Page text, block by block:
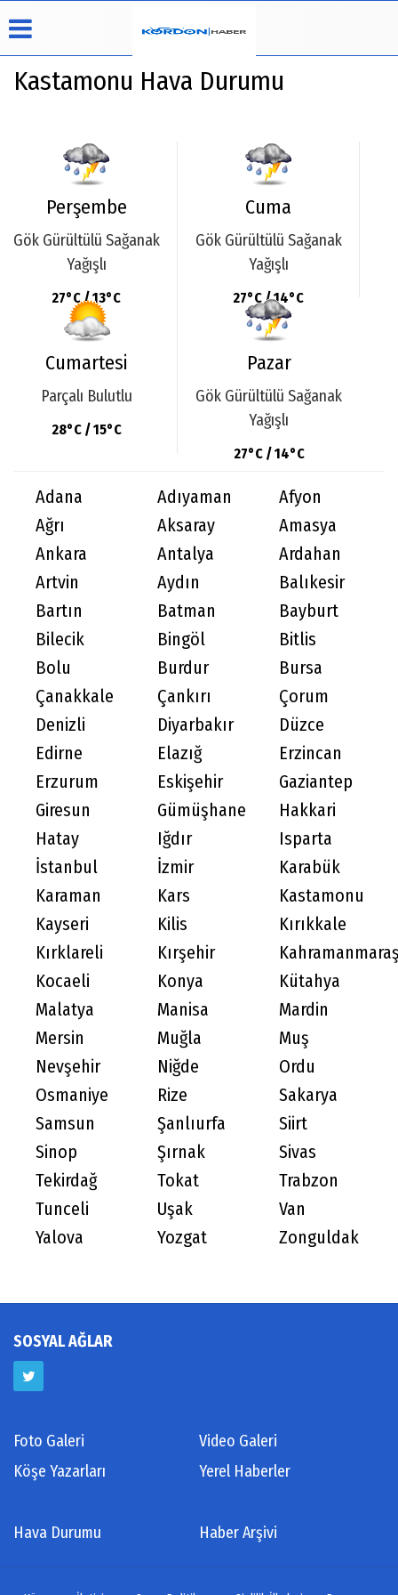
Üye Paneli
Haber
Arşivi
Yazarları
Video
Galeri
Galeri
Gizlilik
İlkeleri
Kastamonu Hava Durumu
Perşembe
Gök Gürültülü Sağanak
Yağışlı
27°C / 13°C
Cuma
Gök Gürültülü Sağanak
Yağışlı
27°C / 14°C
Cumartesi
Parçalı Bulutlu
28°C / 15°C
Pazar
Gök Gürültülü Sağanak
Yağışlı
27°C / 14°C
Adana Adıyaman
Afyon
Ağrı
Aksaray
Amasya
Ankara
Antalya
Ardahan
Artvin
Aydın
Balıkesir
Bartın
Batman
Bayburt
Bilecik
Bingöl
Bitlis
Bolu
Burdur
Bursa
Çanakkale
Çankırı
Çorum
Denizli
Diyarbakır
Düzce
Edirne
Elazığ
Erzincan
Erzurum
Eskişehir
Gaziantep
Giresun
Gümüşhane
Hakkari
Hatay
Iğdır
Isparta
İstanbul
İzmir
Karabük
Karaman
Kars
Kastamonu
Kayseri
Kilis
Kırıkkale
Kırklareli
Kırşehir
Kocaeli
Konya
Kütahya
Malatya
Manisa
Mardin
Mersin
Muğla
Muş
Nevşehir
Niğde
Ordu
Osmaniye
Rize
Sakarya
Samsun
Şanlıurfa
Siirt
Sinop
Şırnak
Sivas
Tekirdağ
Tokat
Trabzon
Tunceli
Uşak
Van
Yalova
Yozgat Zonguldak
SOSYAL AĞLAR
Foto Galeri
Video Galeri
Köşe Yazarları
Yerel Haberler
Hava Durumu Haber Arşivi